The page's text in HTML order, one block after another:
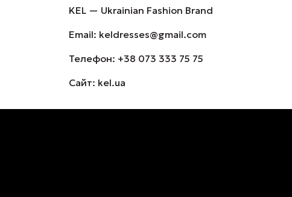
KEL — Ukrainian Fashion Brand
Email: keldresses@gmail.com
Телефон: +38 073 333 75 75
Сайт: kel.ua